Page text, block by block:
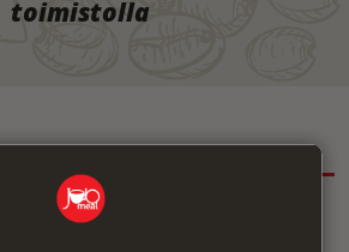
toimistolla